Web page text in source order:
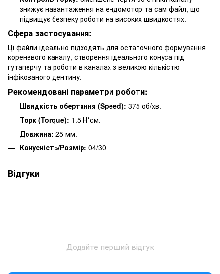
знижує навантаження на ендомотор та сам файл, що
підвищує безпеку роботи на високих швидкостях.
Сфера застосування:
Ці файли ідеально підходять для остаточного формування
кореневого каналу, створення ідеального конуса під
гутаперчу та роботи в каналах з великою кількістю
інфікованого дентину.
Рекомендовані параметри роботи:
Швидкість обертання (Speed): 375 об/хв.
Торк (Torque): 1.5 Н*см.
Довжина: 25 мм.
Конусність/Розмір: 04/30
Відгуки
Додайте перший відгук